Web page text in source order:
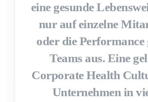
eine gesunde
nur auf einzelne
oder die Performance
Teams aus. Eine
Corporate Health
Unternehmen in